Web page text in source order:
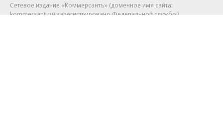
Сетевое издание «Коммерсантъ» (доменное имя сайта:
kommersant.ru) зарегистрировано Федеральной службой